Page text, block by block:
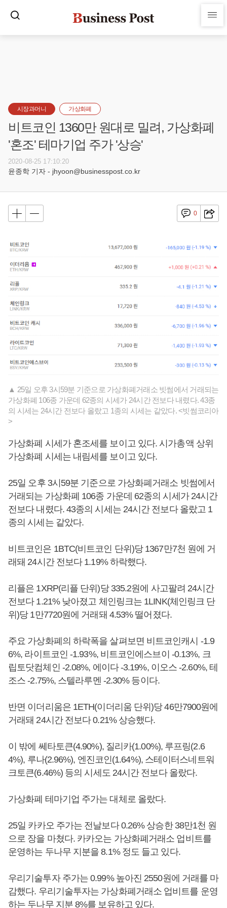
시장과머니 가상화폐
비트코인 1360만 원대로 밀려, 가상화폐
'혼조' 테마기업 주가 '상승'
2020-08-25 17:10:20
윤종학 기자 - jhyoon@businesspost.co.kr
0
▲ 25일 오후 3시59분 기준으로 가상화폐거래소 빗썸에서 거래되는
가상화폐 106종 가운데 62종의 시세가 24시간 전보다 내렸다. 43종
의 시세는 24시간 전보다 올랐고 1종의 시세는 같았다. <빗썸코리아
>
가상화폐 시세가 혼조세를 보이고 있다. 시가총액 상위
가상화폐 시세는 내림세를 보이고 있다.
25일 오후 3시59분 기준으로 가상화폐거래소 빗썸에서
거래되는 가상화폐 106종 가운데 62종의 시세가 24시간
전보다 내렸다. 43종의 시세는 24시간 전보다 올랐고 1
종의 시세는 같았다.
비트코인은 1BTC(비트코인 단위)당 1367만7천 원에 거
래돼 24시간 전보다 1.19% 하락했다.
리플은 1XRP(리플 단위)당 335.2원에 사고팔려 24시간
전보다 1.21% 낮아졌고 체인링크는 1LINK(체인링크 단
위)당 1만7720원에 거래돼 4.53% 떨어졌다.
주요 가상화폐의 하락폭을 살펴보면 비트코인캐시 -1.9
6%, 라이트코인 -1.93%, 비트코인에스브이 -0.13%, 크
립토닷컴체인 -2.08%, 에이다 -3.19%, 이오스 -2.60%, 테
조스 -2.75%, 스텔라루멘 -2.30% 등이다.
반면 이더리움은 1ETH(이더리움 단위)당 46만7900원에
거래돼 24시간 전보다 0.21% 상승했다.
이 밖에 쎄타토큰(4.90%), 질리카(1.00%), 루프링(2.6
4%), 루나(2.96%), 엔진코인(1.64%), 스테이터스네트워
크토큰(6.46%) 등의 시세도 24시간 전보다 올랐다.
가상화폐 테마기업 주가는 대체로 올랐다.
25일 카카오 주가는 전날보다 0.26% 상승한 38만1천 원
으로 장을 마쳤다. 카카오는 가상화폐거래소 업비트를
운영하는 두나무 지분을 8.1% 정도 들고 있다.
우리기술투자 주가는 0.99% 높아진 2550원에 거래를 마
감했다. 우리기술투자는 가상화폐거래소 업비트를 운영
하는 두나무 지분 8%를 보유하고 있다.